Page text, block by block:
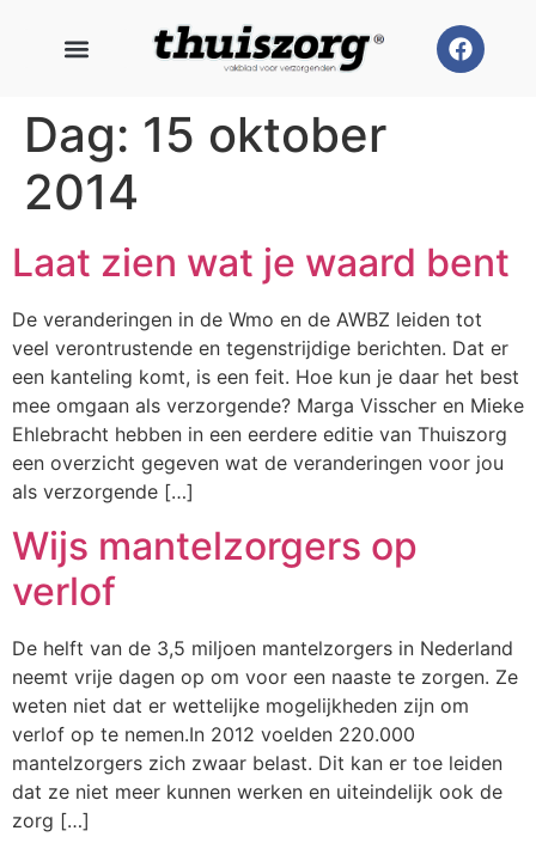
Dag: 15 oktober
2014
Laat zien wat je waard bent
De veranderingen in de Wmo en de AWBZ leiden tot
veel verontrustende en tegenstrijdige berichten. Dat er
een kanteling komt, is een feit. Hoe kun je daar het best
mee omgaan als verzorgende? Marga Visscher en Mieke
Ehlebracht hebben in een eerdere editie van Thuiszorg
een overzicht gegeven wat de veranderingen voor jou
als verzorgende […]
Wijs mantelzorgers op
verlof
De helft van de 3,5 miljoen mantelzorgers in Nederland
neemt vrije dagen op om voor een naaste te zorgen. Ze
weten niet dat er wettelijke mogelijkheden zijn om
verlof op te nemen.In 2012 voelden 220.000
mantelzorgers zich zwaar belast. Dit kan er toe leiden
dat ze niet meer kunnen werken en uiteindelijk ook de
zorg […]